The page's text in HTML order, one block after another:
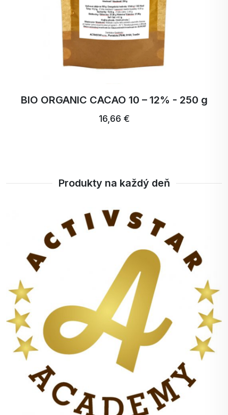
BIO ORGANIC CACAO 10 – 12% - 250 g
16,66 €
Produkty na každý deň